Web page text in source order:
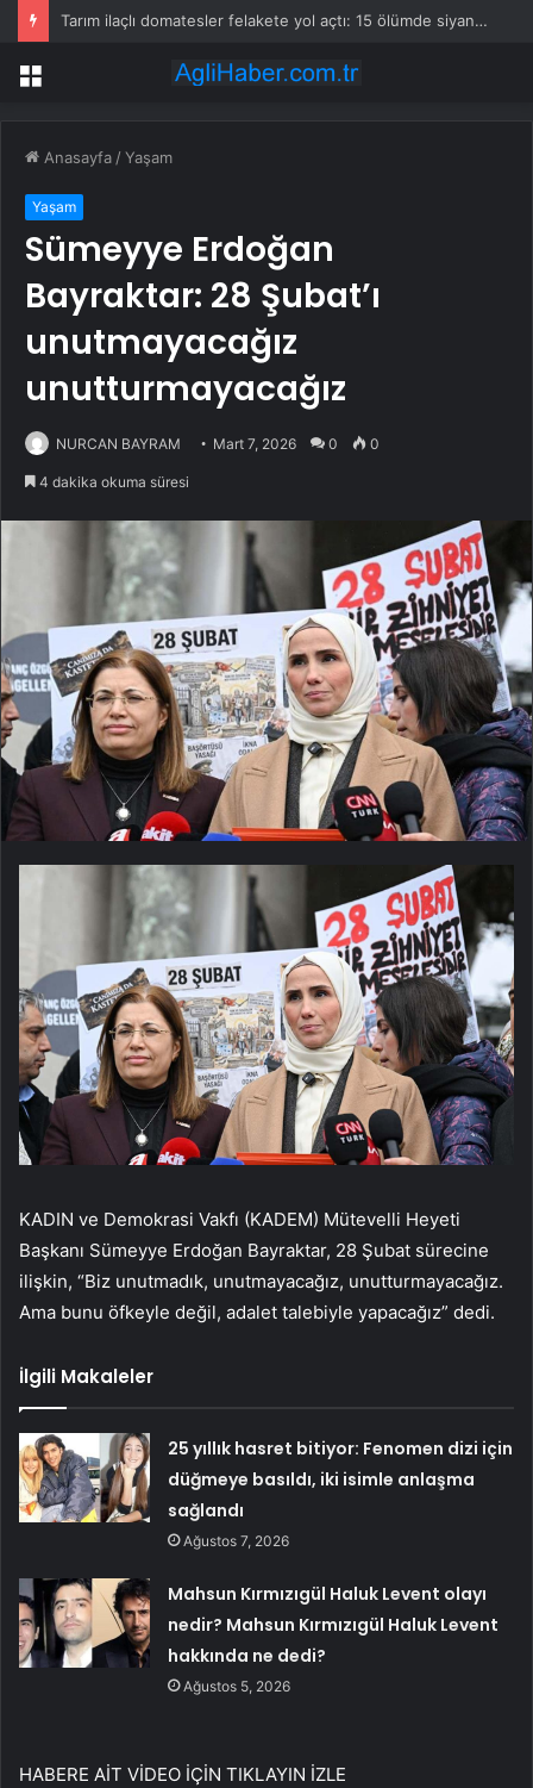
Tarım ilaçlı domatesler felakete yol açtı: 15 ölümde siyanür izine rastlandı
Menü
Anasayfa /Yaşam
Yaşam
Sümeyye Erdoğan
Bayraktar: 28 Şubat’ı
unutmayacağız
unutturmayacağız
NURCAN BAYRAM Mart 7, 2026 0 0
4 dakika okuma süresi
KADIN ve Demokrasi Vakfı (KADEM) Mütevelli Heyeti
Başkanı Sümeyye Erdoğan Bayraktar, 28 Şubat sürecine
ilişkin, “Biz unutmadık, unutmayacağız, unutturmayacağız.
Ama bunu öfkeyle değil, adalet talebiyle yapacağız” dedi.
İlgili Makaleler
25 yıllık hasret bitiyor: Fenomen dizi için
düğmeye basıldı, iki isimle anlaşma
sağlandı
Ağustos 7, 2026
Mahsun Kırmızıgül Haluk Levent olayı
nedir? Mahsun Kırmızıgül Haluk Levent
hakkında ne dedi?
Ağustos 5, 2026
HABERE AİT VİDEO İÇİN TIKLAYIN İZLE